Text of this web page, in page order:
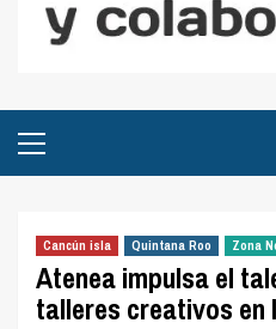
principal
Cancún isla Quintana Roo Zona
Atenea impulsa el
talleres creativos en